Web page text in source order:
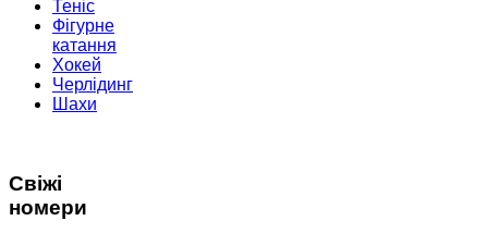
Теніс
Фігурне
катання
Хокей
Черлідинг
Шахи
Свіжі
номери